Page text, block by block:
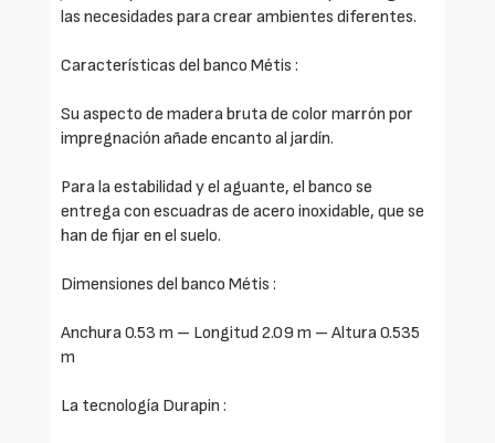
las necesidades para crear ambientes diferentes.
Características del banco Métis :
Su aspecto de madera bruta de color marrón por
impregnación añade encanto al jardín.
Para la estabilidad y el aguante, el banco se
entrega con escuadras de acero inoxidable, que se
han de fijar en el suelo.
Dimensiones del banco Métis :
Anchura 0.53 m – Longitud 2.09 m – Altura 0.535
m
La tecnología Durapin :